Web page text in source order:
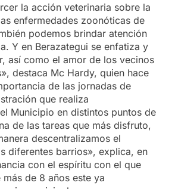
la acción veterinaria sobre la
enfermedades zoonóticas de
podemos brindar atención
Y en Berazategui se enfatiza y
así como el amor de los vecinos
destaca Mc Hardy, quien hace
de las jornadas de
que realiza
Municipio en distintos puntos de
de las tareas que más disfruto,
descentralizamos el
diferentes barrios», explica, en
con el espíritu con el que
de 8 años este ya